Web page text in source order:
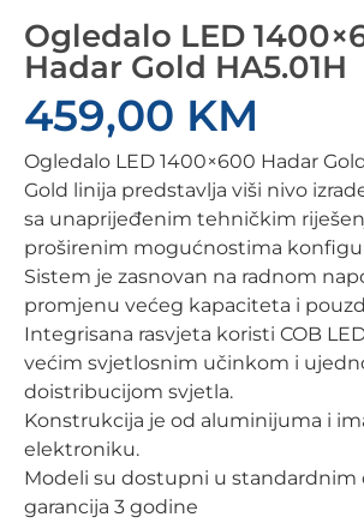
Ogledalo LED
Hadar Gold HA5.01H
459,00 KM
Ogledalo LED 1400×600 Hadar
Gold linija predstavlja viši nivo
sa unaprijeđenim tehničkim
proširenim mogućnostima
Sistem je zasnovan na radnom
promjenu većeg kapaciteta i
Integrisana rasvjeta koristi COB
većim svjetlosnim učinkom i
doistribucijom svjetla.
Konstrukcija je od aluminijuma i
elektroniku.
Modeli su dostupni u standardnim
garancija 3 godine